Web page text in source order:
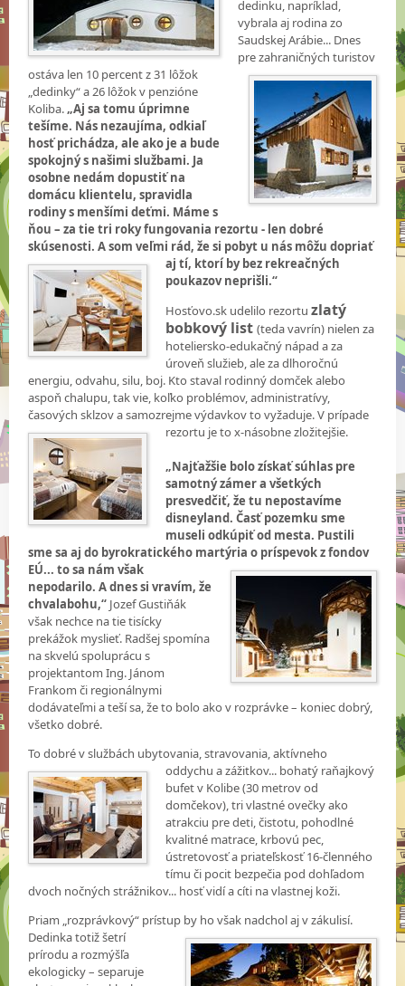
dedinku, napríklad,
vybrala aj rodina zo
Saudskej Arábie... Dnes
pre zahraničných turistov
ostáva len 10 percent z 31 lôžok
„dedinky“ a 26 lôžok v penzióne
Koliba.„Aj sa tomu úprimne
tešíme. Nás nezaujíma, odkiaľ
hosť prichádza, ale ako je a bude
spokojný s našimi službami. Ja
osobne nedám dopustiť na
domácu klientelu, spravidla
rodiny s menšími deťmi. Máme s
ňou – za tie tri roky fungovania rezortu - len dobré
skúsenosti. A som veľmi rád, že si pobyt u nás môžu dopriať
aj tí, ktorí by bez rekreačných
poukazov neprišli.“
Hosťovo.sk udelilo rezortuzlatý
bobkový list(teda vavrín) nielen za
hoteliersko-edukačný nápad a za
úroveň služieb, ale za dlhoročnú
energiu, odvahu, silu, boj. Kto staval rodinný domček alebo
aspoň chalupu, tak vie, koľko problémov, administratívy,
časových sklzov a samozrejme výdavkov to vyžaduje. V prípade
rezortu je to x-násobne zložitejšie.
„Najťažšie bolo získať súhlas pre
samotný zámer a všetkých
presvedčiť, že tu nepostavíme
disneyland. Časť pozemku sme
museli odkúpiť od mesta. Pustili
sme sa aj do byrokratického martýria o príspevok z fondov
EÚ... to sa nám však
nepodarilo. A dnes si vravím, že
chvalabohu,“ Jozef Gustiňák
však nechce na tie tisícky
prekážok myslieť. Radšej spomína
na skvelú spoluprácu s
projektantom Ing. Jánom
Frankom či regionálnymi
dodávateľmi a teší sa, že to bolo ako v rozprávke – koniec dobrý,
všetko dobré.
To dobré v službách ubytovania, stravovania, aktívneho
oddychu a zážitkov... bohatý raňajkový
bufet v Kolibe (30 metrov od
domčekov), tri vlastné ovečky ako
atrakciu pre deti, čistotu, pohodlné
kvalitné matrace, krbovú pec,
ústretovosť a priateľskosť 16-členného
tímu či pocit bezpečia pod dohľadom
dvoch nočných strážnikov... hosť vidí a cíti na vlastnej koži.
Priam „rozprávkový“ prístup by ho však nadchol aj v zákulisí.
Dedinka totiž šetrí
prírodu a rozmýšľa
ekologicky – separuje